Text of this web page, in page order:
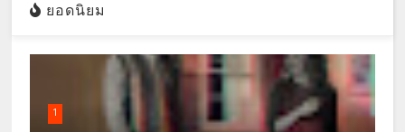
ยอดนิยม
1